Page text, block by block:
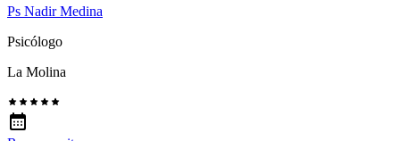
Ps Nadir Medina
Psicólogo
La Molina